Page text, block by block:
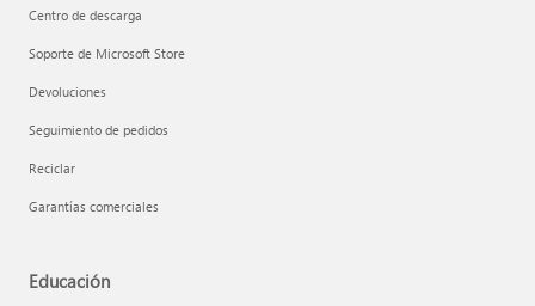
Centro de descarga
Soporte de Microsoft Store
Devoluciones
Seguimiento de pedidos
Reciclar
Garantías comerciales
Educación